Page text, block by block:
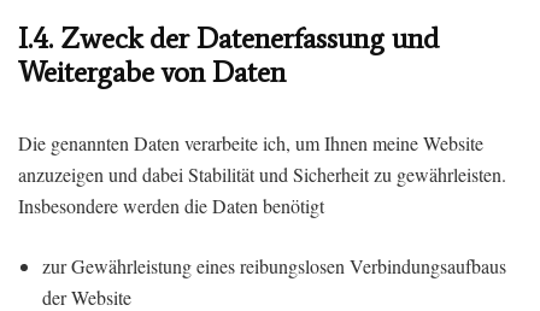
I.4. Zweck der Datenerfassung und
Weitergabe von Daten
Die genannten Daten verarbeite ich, um Ihnen meine Website
anzuzeigen und dabei Stabilität und Sicherheit zu gewährleisten.
Insbesondere werden die Daten benötigt
zur Gewährleistung eines reibungslosen Verbindungsaufbaus
der Website